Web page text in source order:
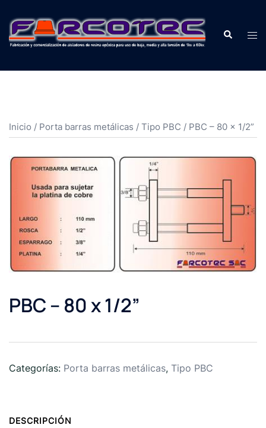
Inicio / Porta barras metálicas / Tipo PBC / PBC – 80 x 1/2”
PBC – 80 x 1/2”
Categorías: Porta barras metálicas, Tipo PBC
DESCRIPCIÓN